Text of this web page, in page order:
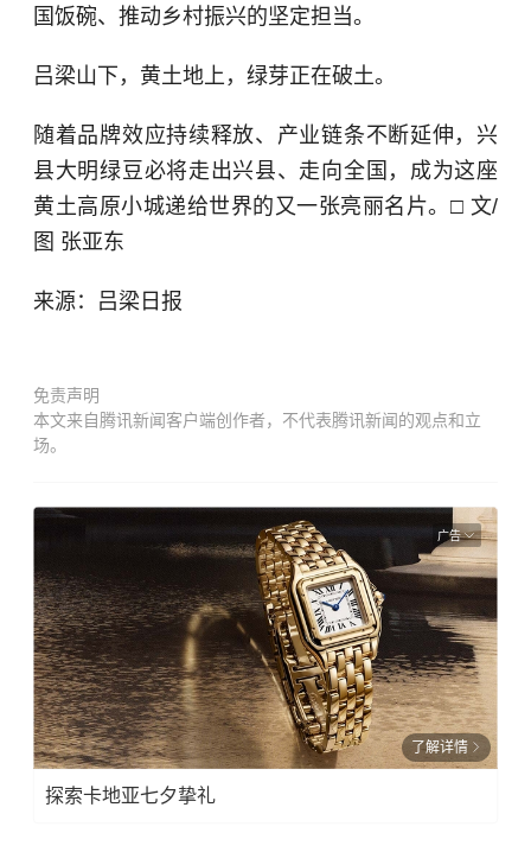
国饭碗、推动乡村振兴的坚定担当。
吕梁山下，黄土地上，绿芽正在破土。
随着品牌效应持续释放、产业链条不断延伸，兴
县大明绿豆必将走出兴县、走向全国，成为这座
黄土高原小城递给世界的又一张亮丽名片。□ 文/
图 张亚东
来源：吕梁日报
免责声明
本文来自腾讯新闻客户端创作者，不代表腾讯新闻的观点和立
场。
广告
了解详情
探索卡地亚七夕挚礼